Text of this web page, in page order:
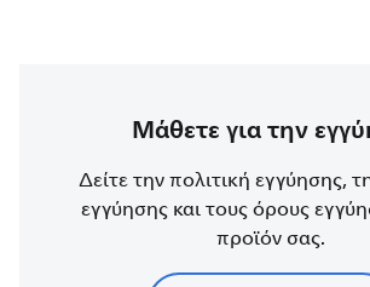
Μάθετε για την
Δείτε την πολιτική εγγύησης,
εγγύησης και τους όρους
προϊόν σας.